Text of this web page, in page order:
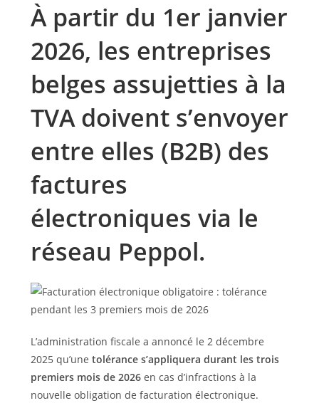
À partir du 1er janvier
2026, les entreprises
belges assujetties à la
TVA doivent s’envoyer
entre elles (B2B) des
factures
électroniques via le
réseau Peppol.
L’administration fiscale a annoncé le 2 décembre
2025 qu’une tolérance s’appliquera durant les trois
premiers mois de 2026 en cas d’infractions à la
nouvelle obligation de facturation électronique.